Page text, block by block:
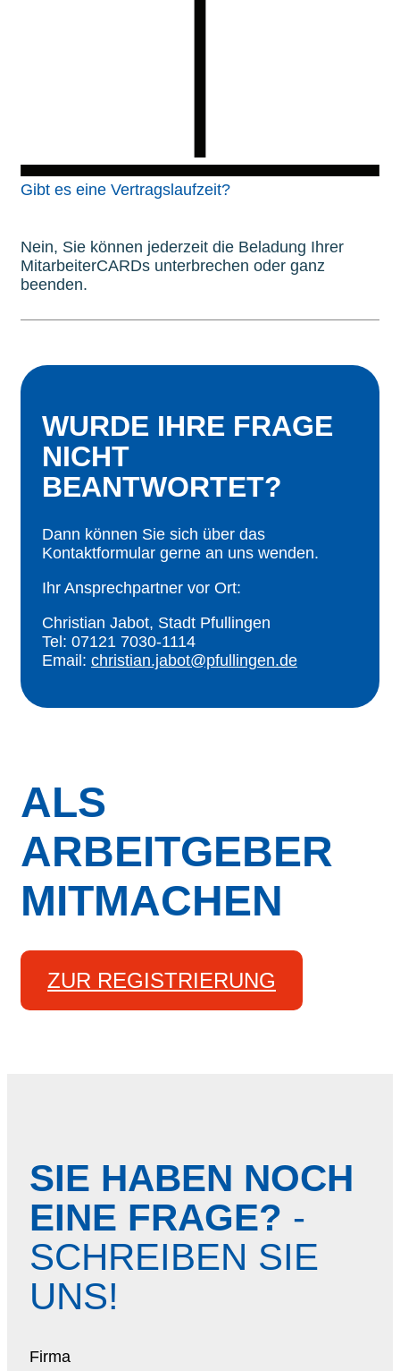
Gibt es eine Vertragslaufzeit?
Nein, Sie können jederzeit die Beladung Ihrer
MitarbeiterCARDs unterbrechen oder ganz
beenden.
WURDE IHRE FRAGE
NICHT
BEANTWORTET?
Dann können Sie sich über das
Kontaktformular gerne an uns wenden.
Ihr Ansprechpartner vor Ort:
Christian Jabot, Stadt Pfullingen
Tel: 07121 7030-1114
Email: christian.jabot@pfullingen.de
ALS
ARBEITGEBER
MITMACHEN
ZUR REGISTRIERUNG
SIE HABEN NOCH
EINE FRAGE? -
SCHREIBEN SIE
UNS!
Firma